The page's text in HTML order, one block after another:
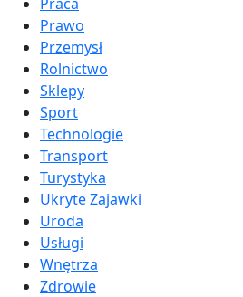
Prawo
Przemysł
Rolnictwo
Sklepy
Sport
Technologie
Transport
Turystyka
Ukryte Zajawki
Uroda
Usługi
Wnętrza
Zdrowie